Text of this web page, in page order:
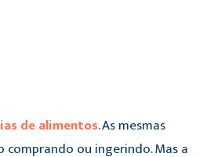
de alimentos. As mesmas
ou ingerindo. Mas a